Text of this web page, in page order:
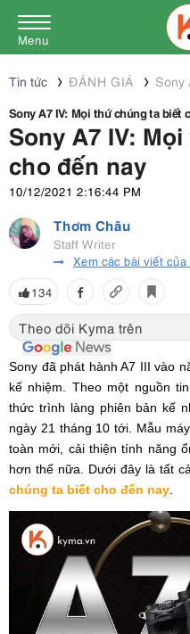
Menu
Tin tức ĐÁNH GIÁ
Sony
Sony A7 IV: Mọi thứ chúng ta biết
Sony A7 IV:
cho đến nay
10/12/2021 2:16:44 PM
Thơm Châu
Staff Writer
Xem các bài viết của
134
Theo dõi Kyma trên
Sony đã phát hành A7 III vào
kế nhiệm. Theo một nguồn
thức trình làng phiên bản kế
ngày 21 tháng 10 tới. Mẫu
toàn mới, cải thiện tính năng
hơn thế nữa. Dưới đây là tất
chúng ta biết cho đến nay